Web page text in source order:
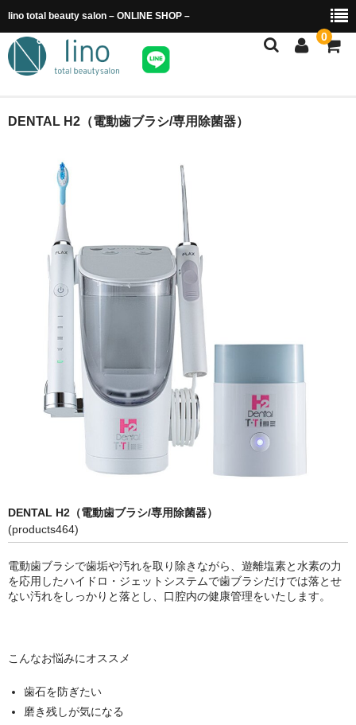
lino total beauty salon – ONLINE SHOP –
0
ホーム
ご利用ガイド
送料・配送について
特定商取引法に基づく表示
DENTAL H2（電動歯ブラシ/専用除菌器）
DENTAL H2（電動歯ブラシ/専用除菌器）
(products464)
電動歯ブラシで歯垢や汚れを取り除きながら、遊離塩素と水素の力
を応用したハイドロ・ジェットシステムで歯ブラシだけでは落とせ
ない汚れをしっかりと落とし、口腔内の健康管理をいたします。
こんなお悩みにオススメ
歯石を防ぎたい
磨き残しが気になる